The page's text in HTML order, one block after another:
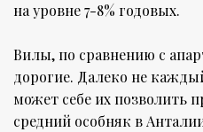
на уровне 7-8% годовых.
Вилы, по сравнению с
дорогие. Далеко не
может себе их позволить
средний особняк в